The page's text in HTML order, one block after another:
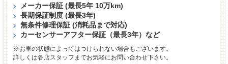
メーカー保証 (最長5年 10万km)
長期保証制度 (最長3年)
無条件修理保証 (消耗品まで対応)
カーセンサーアフター保証（最長3年）など
※お車の状態によってはつけられない場合もございます。
詳しくは各店スタッフまでお気軽にお問い合わせ下さい。